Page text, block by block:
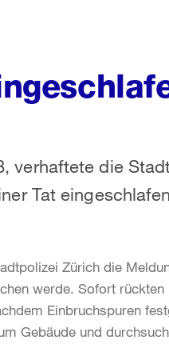
verhaftete die
Tat
Zürich die
werde. Sofort
Einbruchspuren
Gebäude und